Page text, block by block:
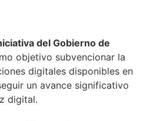
del Gobierno de
objetivo subvencionar la
digitales disponibles en
un avance significativo
digital.